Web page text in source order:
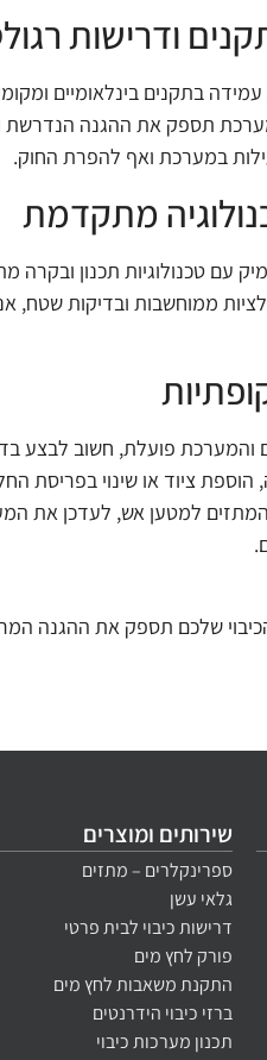
ודרישות
בתקנים בינלאומיים
תספק את ההגנה הנדרשת
במערכת ואף להפרת החוק.
מתקדמת
עם טכנולוגיות תכנון
ממוחשבות ובדיקות שטח,
פועלת, חשוב לבצע
הוספת ציוד או שינוי בפריסת
למטען אש, לעדכן את
שלכם תספק את ההגנה
שירותים ומוצרים
ספרינקלרים – מתזים
גלאי עשן
דרישות כיבוי לבית פרטי
פורק לחץ מים
התקנת משאבות לחץ מים
ברזי כיבוי הידרנטים
תכנון מערכות כיבוי